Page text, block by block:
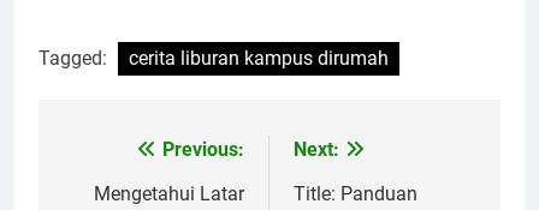
Tagged: cerita liburan kampus dirumah
navigation
Previous:
Mengetahui Latar
Next:
Title: Panduan